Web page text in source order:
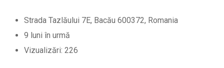
Strada Tazlăului 7E, Bacău 600372, Romania
9 luni în urmă
Vizualizări: 226